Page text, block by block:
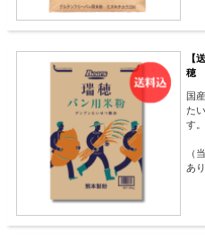
【
穂
国
た
す。
（
あ